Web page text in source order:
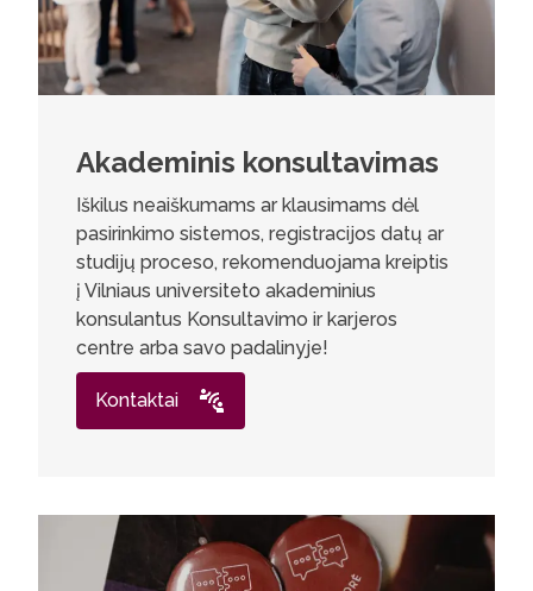
Akademinis konsultavimas
Iškilus neaiškumams ar klausimams dėl
pasirinkimo sistemos, registracijos datų ar
studijų proceso, rekomenduojama kreiptis
į Vilniaus universiteto akademinius
konsulantus Konsultavimo ir karjeros
centre arba savo padalinyje!
Kontaktai